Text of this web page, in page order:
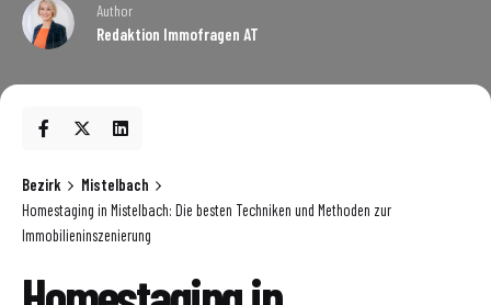
Author
Redaktion Immofragen AT
Bezirk
Mistelbach
Homestaging in Mistelbach: Die besten Techniken und Methoden zur
Immobilieninszenierung